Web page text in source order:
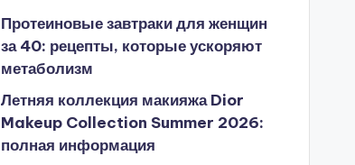
Протеиновые завтраки для женщин
за 40: рецепты, которые ускоряют
метаболизм
Летняя коллекция макияжа Dior
Makeup Collection Summer 2026:
полная информация